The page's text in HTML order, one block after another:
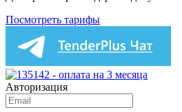
Посмотреть тарифы
Авторизация